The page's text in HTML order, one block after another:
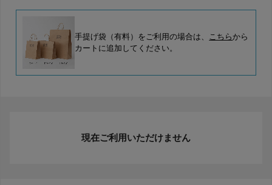
手提げ袋（有料）をご利用の場合は、 こちらから
カートに追加してください。
現在ご利用いただけません